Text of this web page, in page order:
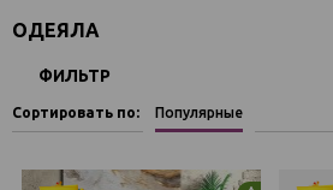
ОДЕЯЛА
ФИЛЬТР
Сортировать по: Популярные